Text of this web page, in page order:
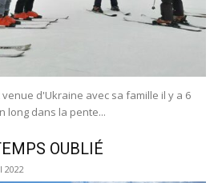
venue d'Ukraine avec sa famille il y a 6
long dans la pente...
OUBLIÉ
2022